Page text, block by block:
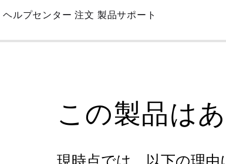
Skip
Main
ヘルプセンター 注文 製品サポート
この製品は
現時点では、以下の理